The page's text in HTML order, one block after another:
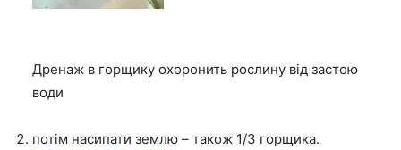
Дренаж в горщику охоронить рослину від застою
води
потім насипати землю – також 1/3 горщика.